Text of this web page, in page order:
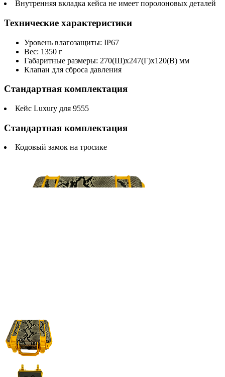
Внутренняя вкладка кейса не имеет поролоновых деталей
Технические характеристики
Уровень влагозащиты: IP67
Вес: 1350 г
Габаритные размеры: 270(Ш)x247(Г)x120(В) мм
Клапан для сброса давления
Стандартная комплектация
Кейс Luxury для 9555
Стандартная комплектация
Кодовый замок на тросике